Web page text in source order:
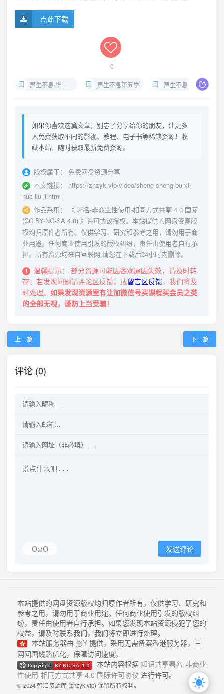
点此下载
0
声生不息·华流季 声生不息第五季 声生不息5
如果你喜欢这篇文章，别忘了分享给你的朋友，让更多
人免费获取不同的影视、教程、电子书等稀缺资源！收
藏本站，随时获取最新免费资源。
版权属于：
免费网盘资源分享
本文链接：
https://zhzyk.vip/video/sheng-sheng-bu-xi-
hua-liu-ji.html
作品采用：
《 署名-非商业性使用-相同方式共享 4.0 国际
(CC BY-NC-SA 4.0) 》许可协议授权。本站提供的网盘资源版
权均归原作者所有，仅供学习、研究和参考之用，请勿用于商
业用途。任何商业使用引发的版权纠纷，责任由使用者自行承
担。所有资源均来自互联网,请您在下载后24小时内删除。
温馨提示：
部分资源可能因客观原因失效，请及时转
存！若发现问题请评论区反馈，或留言区反馈，我们将及
时处理。 如果发现资源里有让加微信号买课程买会员之类
的全部无视，谨防上当受骗！
上一篇 下一篇
评论 (0)
OωO 发送评论
本站提供的网盘资源版权均归原作者所有，仅供学习、研究和
参考之用，请勿用于商业用途。任何商业使用引发的版权纠
纷，责任由使用者自行承担。如果您发现本站资源侵犯了您的
权益，请及时联系我们，我们将立即进行处理。
本站服务器由 悠Y 提供，采用无需备案香港服务器，三
网回国线路优化，保障访问速度。
本站内容根据 知识共享署名-非商业
性使用-相同方式共享 4.0 国际许可协议 进行许可。
© 2024 智汇资源库 (zhzyk.vip) 保留所有权利。